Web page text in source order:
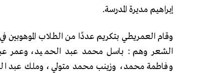
إبراهيم مديرة المدرسة.
وقام العمريطي بتكريم عددًا من الطلاب الموهوبين في
الشعر وهم: باسل محمد عبد الحميد، وعمر
وفاطمة محمد، وزينب محمد متولي، وملك عبد